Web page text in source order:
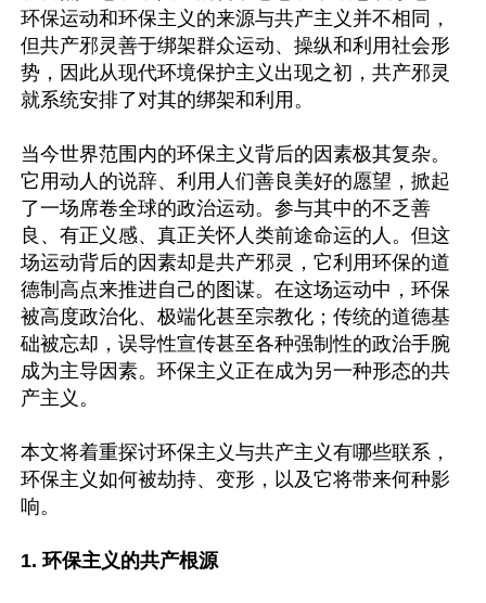
环保运动和环保主义的来源与共产主义并不相同，
但共产邪灵善于绑架群众运动、操纵和利用社会形
势，因此从现代环境保护主义出现之初，共产邪灵
就系统安排了对其的绑架和利用。
当今世界范围内的环保主义背后的因素极其复杂。
它用动人的说辞、利用人们善良美好的愿望，掀起
了一场席卷全球的政治运动。参与其中的不乏善
良、有正义感、真正关怀人类前途命运的人。但这
场运动背后的因素却是共产邪灵，它利用环保的道
德制高点来推进自己的图谋。在这场运动中，环保
被高度政治化、极端化甚至宗教化；传统的道德基
础被忘却，误导性宣传甚至各种强制性的政治手腕
成为主导因素。环保主义正在成为另一种形态的共
产主义。
本文将着重探讨环保主义与共产主义有哪些联系，
环保主义如何被劫持、变形，以及它将带来何种影
响。
1. 环保主义的共产根源